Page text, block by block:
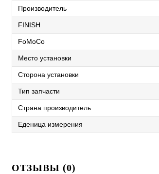
Производитель
FINISH
FoMoCo
Место установки
Сторона установки
Тип запчасти
Страна производитель
Еденица измерения
ОТЗЫВЫ (0)